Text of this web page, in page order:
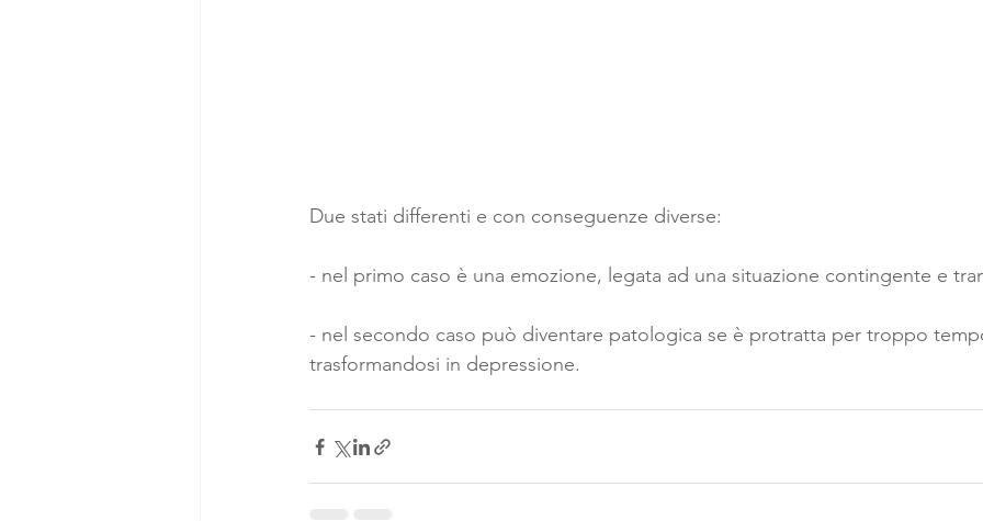
Due stati differenti e con conseguenze diverse:
- nel primo caso è una emozione, legata ad una situazione contingente e
- nel secondo caso può diventare patologica se è protratta per troppo
trasformandosi in depressione.